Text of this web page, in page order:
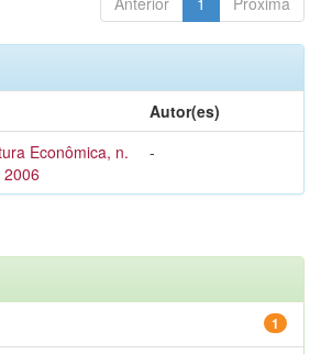
Autor(es)
Econômica, n.
-
1